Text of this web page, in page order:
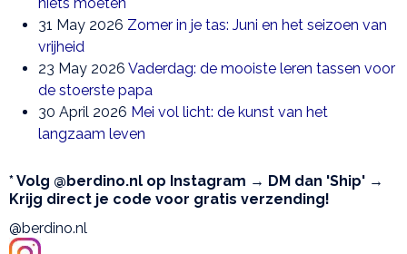
31 May 2026 Zomer in je tas: Juni en het seizoen van
vrijheid
23 May 2026 Vaderdag: de mooiste leren tassen voor
de stoerste papa
30 April 2026 Mei vol licht: de kunst van het
langzaam leven
* Volg @berdino.nl op Instagram → DM dan 'Ship' →
Krijg direct je code voor gratis verzending!
@berdino.nl